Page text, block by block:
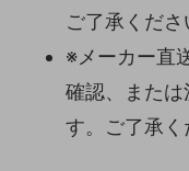
ご了承くださ
※メーカー直
確認、または
す。ご了承く